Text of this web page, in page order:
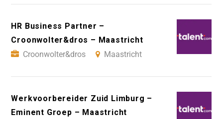
HR Business Partner –
Croonwolter&dros – Maastricht
Croonwolter&dros
Maastricht
Werkvoorbereider Zuid Limburg –
Eminent Groep – Maastricht